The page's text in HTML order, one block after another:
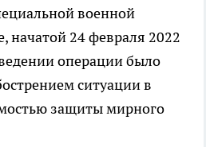
военной
начатой 24 февраля 2022
операции было
ситуации в
защиты мирного